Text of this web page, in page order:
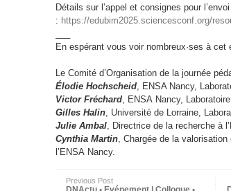
Détails sur l’appel et consignes pour
: https://edubim2025.sciencesconf.org/
En espérant vous voir nombreux·ses à cet
Le Comité d’Organisation de la journée
Élodie Hochscheid , ENSA Nancy,
Victor Fréchard , ENSA Nancy,
Gilles Halin , Université de Lorraine,
Julie Ambal , Directrice de la recherche à
Cynthia Martin , Chargée de la
l’ENSA Nancy.
Previous Post